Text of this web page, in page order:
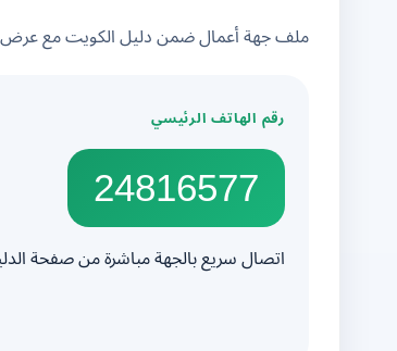
ملف جهة أعمال ضمن دليل الكويت مع عرض
رقم الهاتف الرئيسي
24816577
اتصال سريع بالجهة مباشرة من صفحة